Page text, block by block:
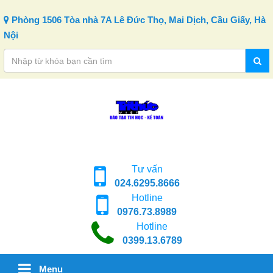
Phòng 1506 Tòa nhà 7A Lê Đức Thọ, Mai Dịch, Cầu Giấy, Hà
Nội
Tư vấn
024.6295.8666
Hotline
0976.73.8989
Hotline
0399.13.6789
Menu